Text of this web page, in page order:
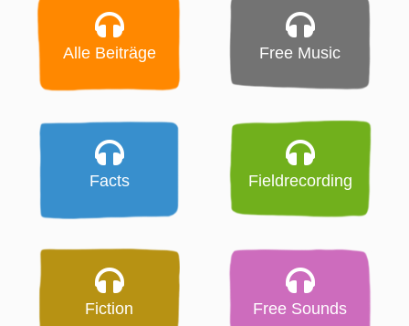
Alle Beiträge Free Music
Facts Fieldrecording
Fiction Free Sounds